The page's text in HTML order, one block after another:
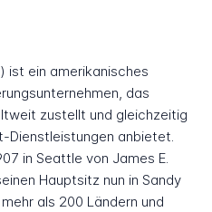
ist ein amerikanisches
das
zustellt und gleichzeitig
Dienstleistungen anbietet.
in Seattle von James E.
Hauptsitz nun in Sandy
als 200 Ländern und